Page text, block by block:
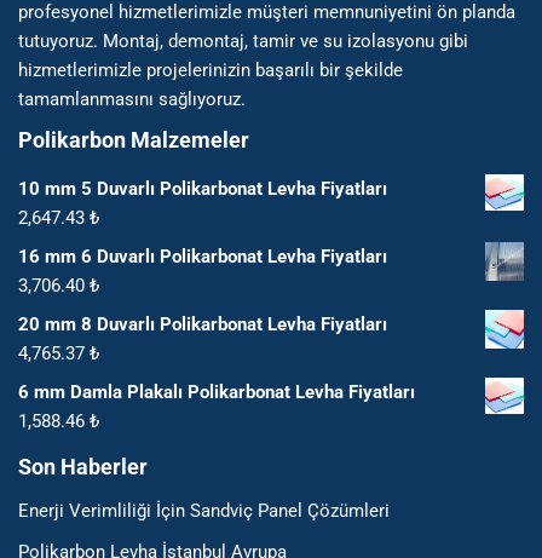
profesyonel hizmetlerimizle müşteri memnuniyetini ön planda
tutuyoruz. Montaj, demontaj, tamir ve su izolasyonu gibi
hizmetlerimizle projelerinizin başarılı bir şekilde
tamamlanmasını sağlıyoruz.
Polikarbon Malzemeler
10 mm 5 Duvarlı Polikarbonat Levha Fiyatları
2,647.43 ₺
16 mm 6 Duvarlı Polikarbonat Levha Fiyatları
3,706.40 ₺
20 mm 8 Duvarlı Polikarbonat Levha Fiyatları
4,765.37 ₺
6 mm Damla Plakalı Polikarbonat Levha Fiyatları
1,588.46 ₺
Son Haberler
Enerji Verimliliği İçin Sandviç Panel Çözümleri
Polikarbon Levha İstanbul Avrupa